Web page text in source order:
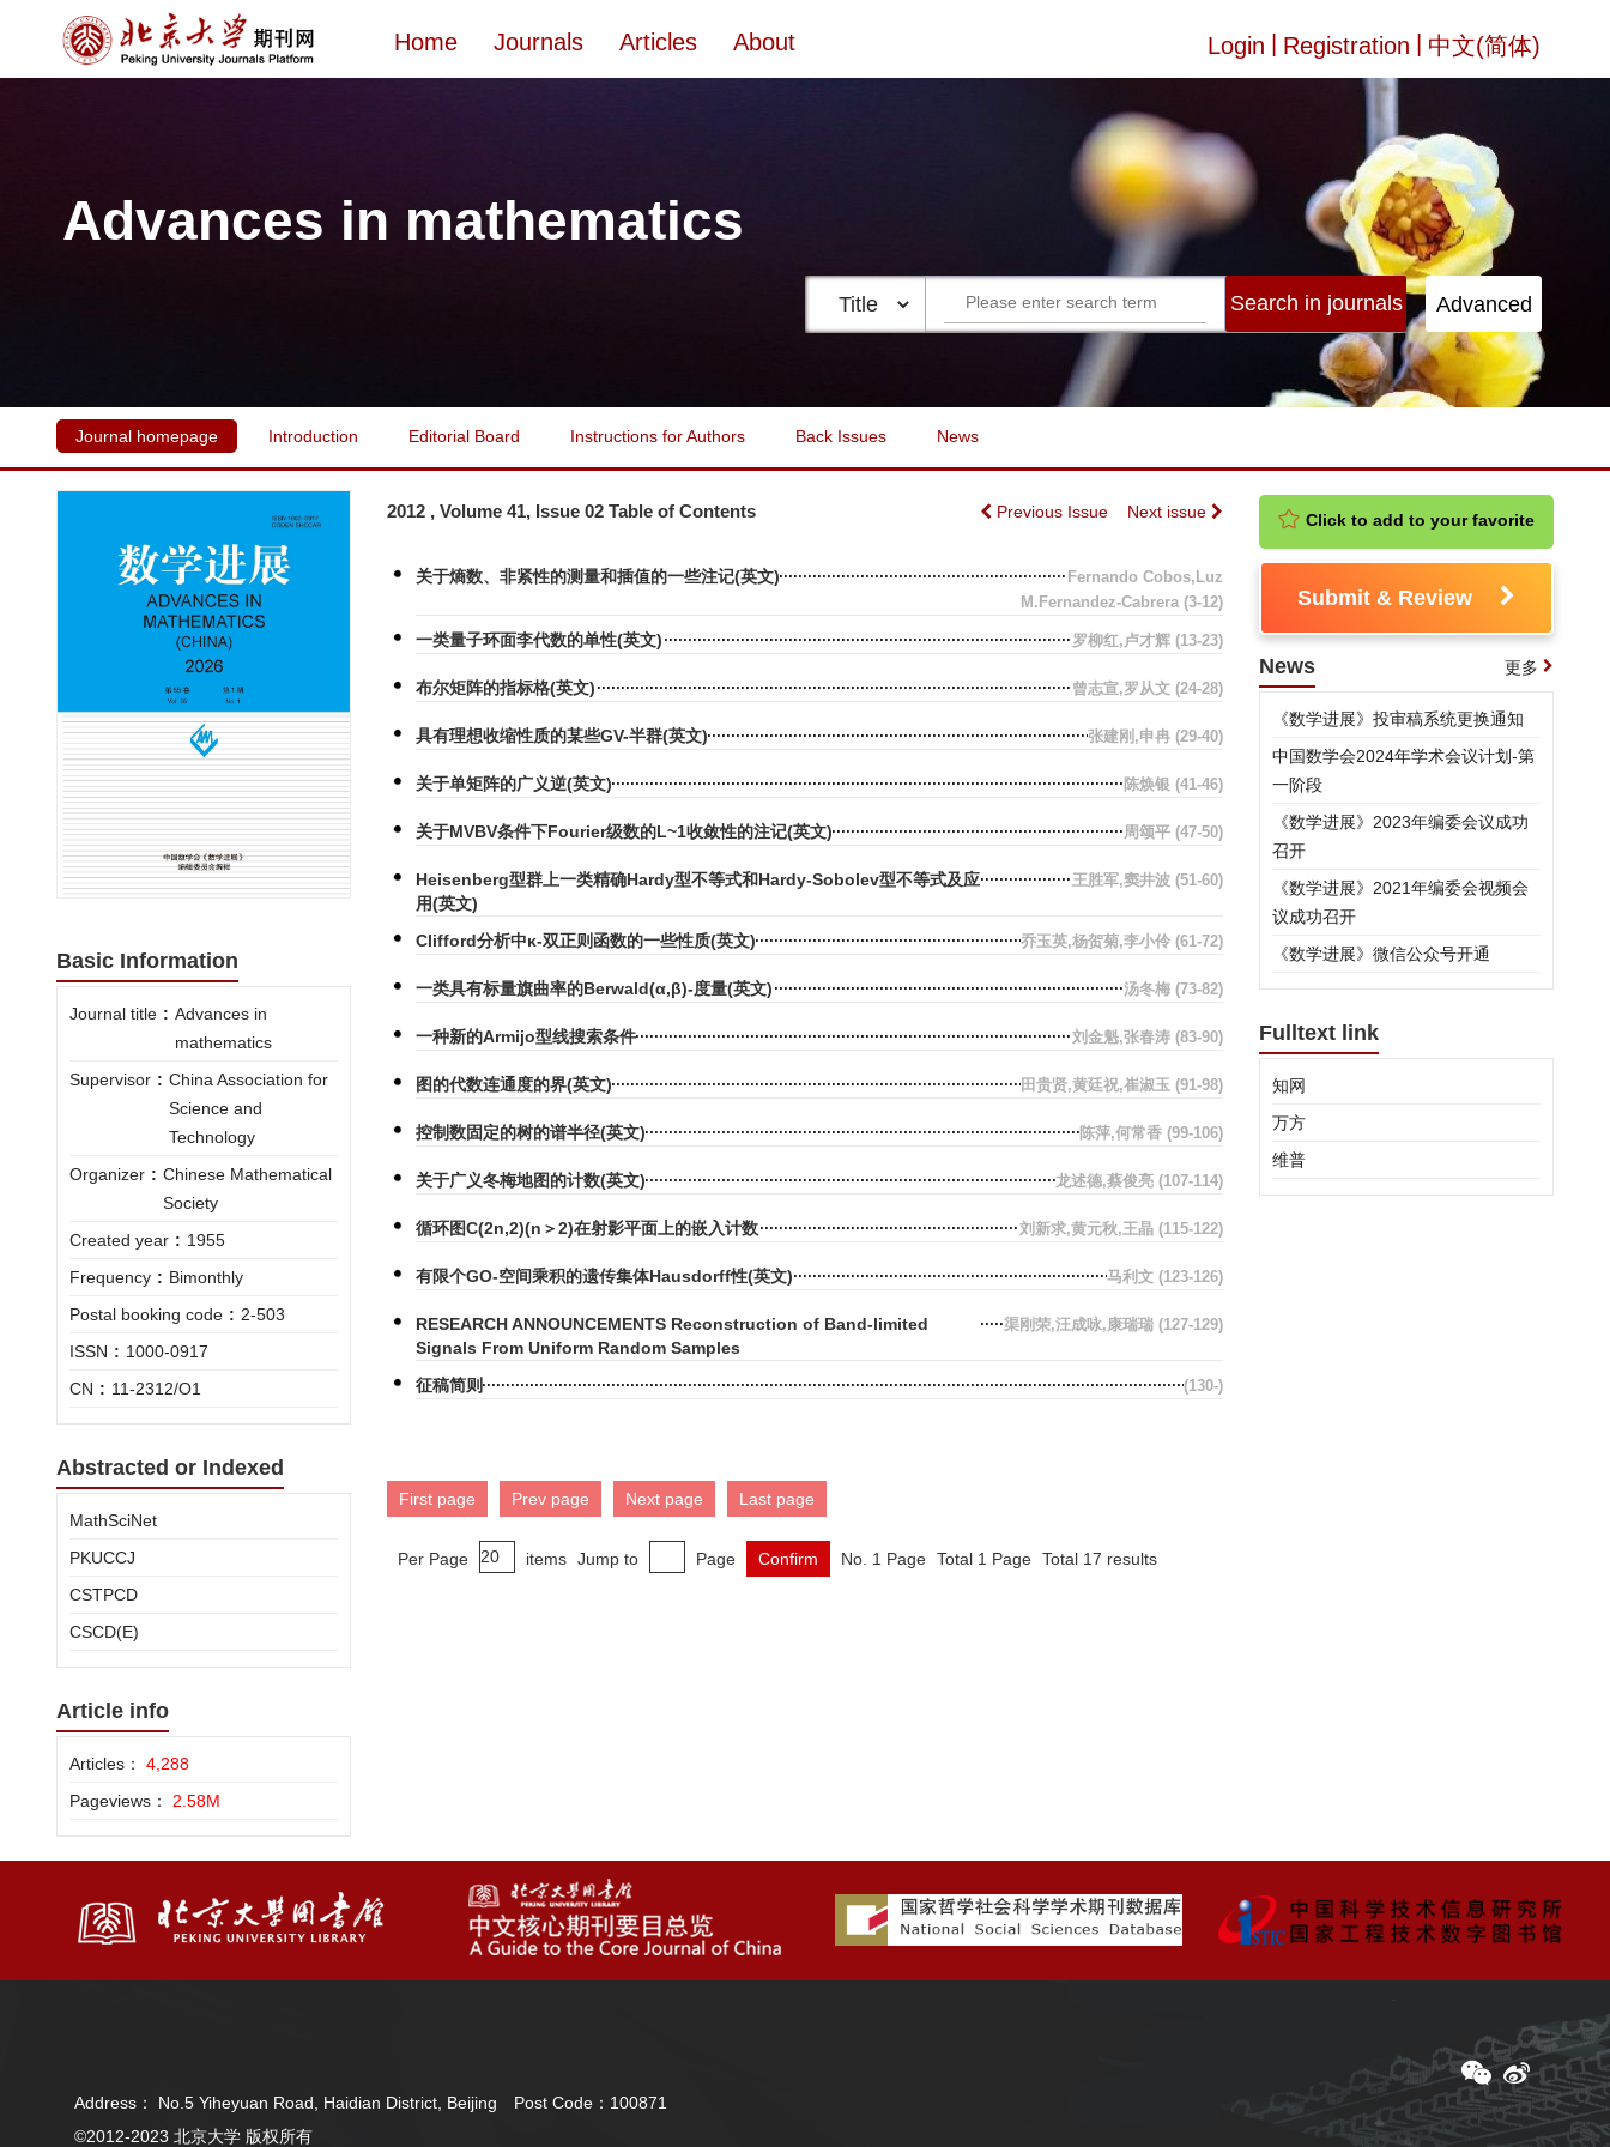
Login Registration 中文(简体)
Home Journals Articles About
Advances in mathematics
Journal homepage Introduction Editorial Board Instructions for Authors Back Issues News
Basic Information
Journal title : Advances in
mathematics
Supervisor : China Association for
Science and
Technology
Organizer : Chinese Mathematical
Society
Created year : 1955
Frequency : Bimonthly
Postal booking code : 2-503
ISSN : 1000-0917
CN : 11-2312/O1
Abstracted or Indexed
MathSciNet
PKUCCJ
CSTPCD
CSCD(E)
Article info
Articles： 4,288
Pageviews： 2.58M
2012 , Volume 41, Issue 02 Table of Contents Previous Issue Next issue
关于熵数、非紧性的测量和插值的一些注记(英文)
Fernando Cobos,Luz
M.Fernandez-Cabrera (3-12)
一类量子环面李代数的单性(英文) 罗柳红,卢才辉 (13-23)
布尔矩阵的指标格(英文) 曾志宣,罗从文 (24-28)
具有理想收缩性质的某些GV-半群(英文) 张建刚,申冉 (29-40)
关于单矩阵的广义逆(英文) 陈焕银 (41-46)
关于MVBV条件下Fourier级数的L~1收敛性的注记(英文) 周颂平 (47-50)
Heisenberg型群上一类精确Hardy型不等式和Hardy-Sobolev型不等式及应
用(英文)
王胜军,窦井波 (51-60)
Clifford分析中κ-双正则函数的一些性质(英文) 乔玉英,杨贺菊,李小伶 (61-72)
一类具有标量旗曲率的Berwald(α,β)-度量(英文) 汤冬梅 (73-82)
一种新的Armijo型线搜索条件 刘金魁,张春涛 (83-90)
图的代数连通度的界(英文) 田贵贤,黄廷祝,崔淑玉 (91-98)
控制数固定的树的谱半径(英文) 陈萍,何常香 (99-106)
关于广义冬梅地图的计数(英文) 龙述德,蔡俊亮 (107-114)
循环图C(2n,2)(n＞2)在射影平面上的嵌入计数 刘新求,黄元秋,王晶 (115-122)
有限个GO-空间乘积的遗传集体Hausdorff性(英文) 马利文 (123-126)
RESEARCH ANNOUNCEMENTS Reconstruction of Band-limited
Signals From Uniform Random Samples
渠刚荣,汪成咏,康瑞瑞 (127-129)
征稿简则 (130-)
First page Prev page Next page Last page
Per Page items Jump to Page Confirm No. 1 Page Total 1 Page Total 17 results
Click to add to your favorite
Submit & Review
News 更多
《数学进展》投审稿系统更换通知
中国数学会2024年学术会议计划-第
一阶段
《数学进展》2023年编委会议成功
召开
《数学进展》2021年编委会视频会
议成功召开
《数学进展》微信公众号开通
Fulltext link
知网
万方
维普
Address： No.5 Yiheyuan Road, Haidian District, Beijing Post Code：100871
©2012-2023 北京大学 版权所有